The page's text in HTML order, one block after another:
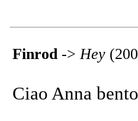
Finrod->Hey
Ciao Anna